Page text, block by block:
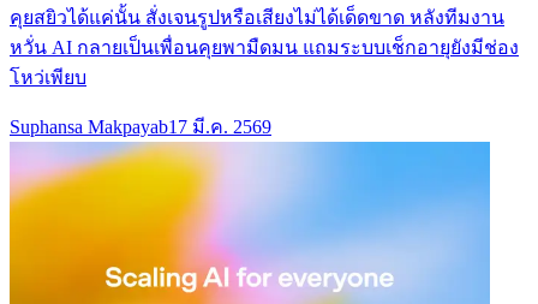
คุยสยิวได้แค่นั้น สั่งเจนรูปหรือเสียงไม่ได้เด็ดขาด หลังทีมงาน
หวั่น AI กลายเป็นเพื่อนคุยพามืดมน แถมระบบเช็กอายุยังมีช่อง
โหว่เพียบ
Suphansa Makpayab17 มี.ค. 2569